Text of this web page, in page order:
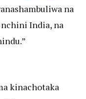
na
India, na
kinachotaka